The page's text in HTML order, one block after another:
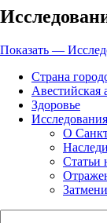
Показать —
Страна
Авестийская
Здоровье
Исследования
О
Cтатьи